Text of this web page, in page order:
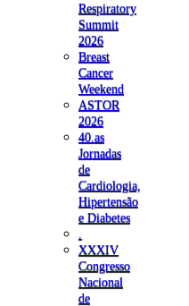
Respiratory
Summit
2026
Breast
Cancer
Weekend
ASTOR
2026
40.as
Jornadas
de
Cardiologia,
Hipertensão
e Diabetes
XXXIV
Congresso
Nacional
de